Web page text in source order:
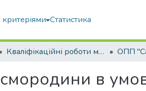
Статистика
Кваліфікаційні роботи магістрів
в